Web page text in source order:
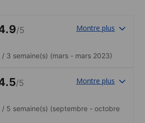
/5 Montre plus
/ 3 semaine(s) (mars - mars 2023)
/5 Montre plus
/ 5 semaine(s) (septembre - octobre